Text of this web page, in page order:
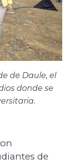
de Daule, el
donde se
de